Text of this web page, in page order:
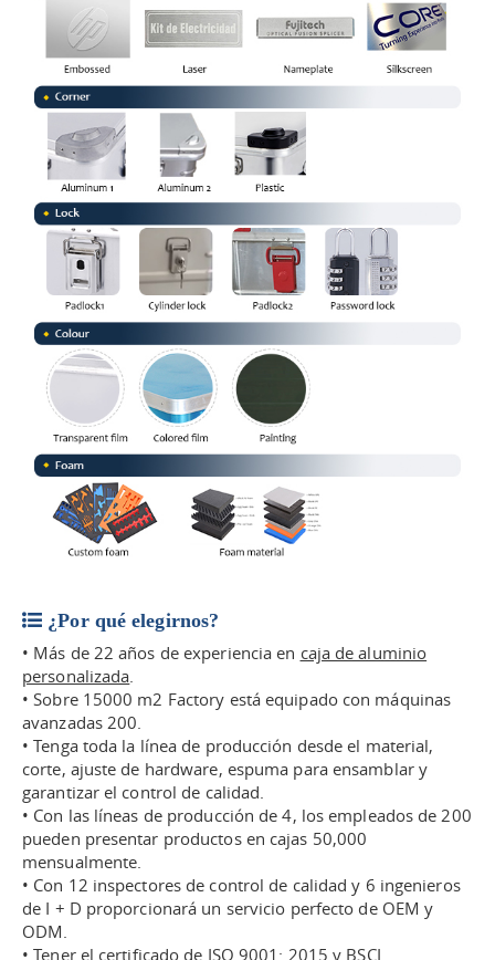
¿Por qué elegirnos?
• Más de 22 años de experiencia en caja de aluminio
personalizada.
• Sobre 15000 m2 Factory está equipado con máquinas
avanzadas 200.
• Tenga toda la línea de producción desde el material,
corte, ajuste de hardware, espuma para ensamblar y
garantizar el control de calidad.
• Con las líneas de producción de 4, los empleados de 200
pueden presentar productos en cajas 50,000
mensualmente.
• Con 12 inspectores de control de calidad y 6 ingenieros
de I + D proporcionará un servicio perfecto de OEM y
ODM.
• Tener el certificado de ISO 9001: 2015 y BSCI.